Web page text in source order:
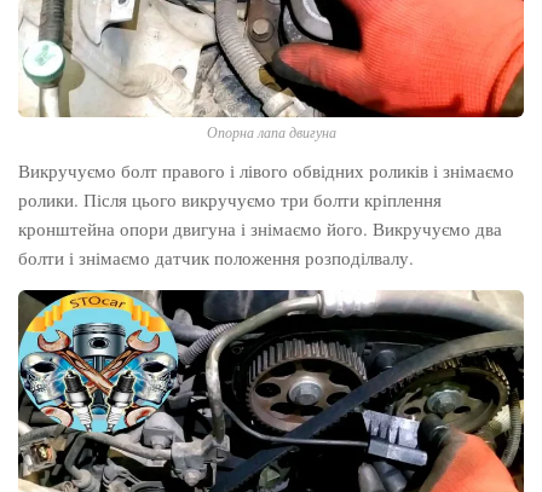
Опорна лапа двигуна
Викручуємо болт правого і лівого обвідних роликів і знімаємо
ролики. Після цього викручуємо три болти кріплення
кронштейна опори двигуна і знімаємо його. Викручуємо два
болти і знімаємо датчик положення розподілвалу.